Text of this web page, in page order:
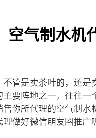
空气制水机
不管是卖茶叶的，还是
主要阵地之一，往往
售你所代理的空气制
理做好微信朋友圈推广